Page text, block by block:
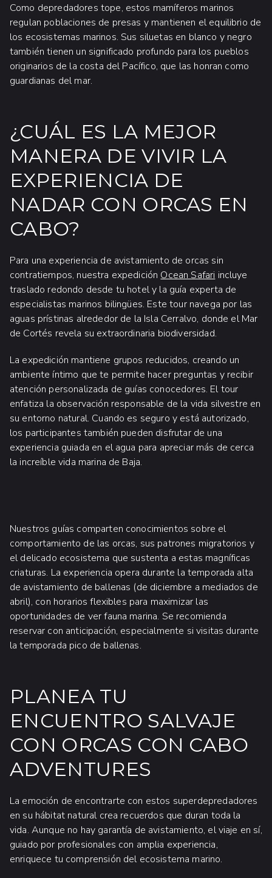
Como depredadores tope, estos mamíferos marinos
regulan poblaciones de presas y mantienen el equilibrio de
los ecosistemas marinos. Sus siluetas en blanco y negro
también tienen un significado profundo para los pueblos
originarios de la costa del Pacífico, que las honran como
guardianas del mar.
¿CUÁL ES LA MEJOR
MANERA DE VIVIR LA
EXPERIENCIA DE
NADAR CON ORCAS EN
CABO?
Para una experiencia de avistamiento de orcas sin
contratiempos, nuestra expedición Ocean Safari incluye
traslado redondo desde tu hotel y la guía experta de
especialistas marinos bilingües. Este tour navega por las
aguas prístinas alrededor de la Isla Cerralvo, donde el Mar
de Cortés revela su extraordinaria biodiversidad.
La expedición mantiene grupos reducidos, creando un
ambiente íntimo que te permite hacer preguntas y recibir
atención personalizada de guías conocedores. El tour
enfatiza la observación responsable de la vida silvestre en
su entorno natural. Cuando es seguro y está autorizado,
los participantes también pueden disfrutar de una
experiencia guiada en el agua para apreciar más de cerca
la increíble vida marina de Baja.
Nuestros guías comparten conocimientos sobre el
comportamiento de las orcas, sus patrones migratorios y
el delicado ecosistema que sustenta a estas magníficas
criaturas. La experiencia opera durante la temporada alta
de avistamiento de ballenas (de diciembre a mediados de
abril), con horarios flexibles para maximizar las
oportunidades de ver fauna marina. Se recomienda
reservar con anticipación, especialmente si visitas durante
la temporada pico de ballenas.
PLANEA TU
ENCUENTRO SALVAJE
CON ORCAS CON CABO
ADVENTURES
La emoción de encontrarte con estos superdepredadores
en su hábitat natural crea recuerdos que duran toda la
vida. Aunque no hay garantía de avistamiento, el viaje en sí,
guiado por profesionales con amplia experiencia,
enriquece tu comprensión del ecosistema marino.